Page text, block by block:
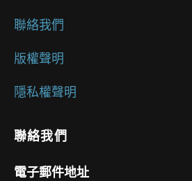
聯絡我們
版權聲明
隱私權聲明
聯絡我們
電子郵件地址